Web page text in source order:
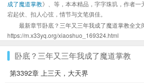
成了魔道掌教》、等，本本精品，字字珠玑，作者一
宕起伏、扣人心弦，情节与文笔俱佳。
最新章节卧底？三年又三年我成了魔道掌教全文
https://m.x33yq.org/xiaoshuo_169324.html
卧底？三年又三年我成了魔道掌教
第3392章 上三天，大天界